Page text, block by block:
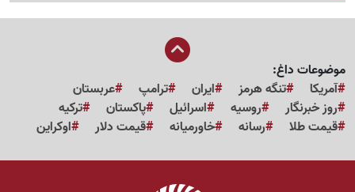
موضوعات داغ:
آمریکا
تنگه هرمز ایران ترامپ
عربستان
روز خبرنگار
روسیه اسرائیل پاکستان
ترکیه
قیمت طلا
رسانه خاورمیانه قیمت دلار اوکراین